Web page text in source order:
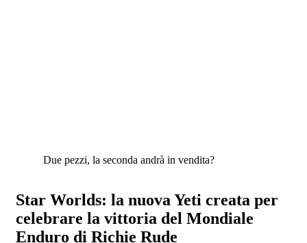
Due pezzi, la seconda andrà in vendita?
Star Worlds: la nuova Yeti creata per
celebrare la vittoria del Mondiale
Enduro di Richie Rude